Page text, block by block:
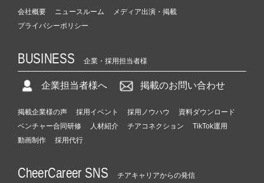
会社概要 ニュースルーム
メディア出演・掲載
プライバシーポリシー
BUSINESS 企業・採用担当者様
企業担当者様へ 掲載のお問い合わせ
掲載企業様の声 採用イベント 採用ノウハウ
資料ダウンロード
ベンチャー合同研修
人材紹介 チアコネクション
TikTok運用
動画制作
採用代行
CheerCareer SNS チアキャリアからの発信